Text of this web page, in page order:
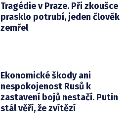
Tragédie v Praze. Při zkoušce
prasklo potrubí, jeden člověk
zemřel
Ekonomické škody ani
nespokojenost Rusů k
zastavení bojů nestačí. Putin
stál věří, že zvítězí